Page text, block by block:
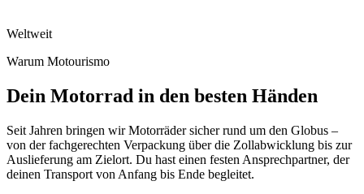
Weltweit
Warum Motourismo
Dein Motorrad in den besten Händen
Seit Jahren bringen wir Motorräder sicher rund um den Globus –
von der fachgerechten Verpackung über die Zollabwicklung bis zur
Auslieferung am Zielort. Du hast einen festen Ansprechpartner, der
deinen Transport von Anfang bis Ende begleitet.